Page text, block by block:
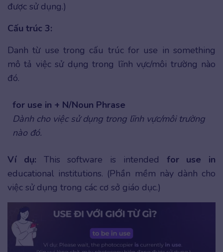
được sử dụng.)
Cấu trúc 3:
Danh từ use trong cấu trúc for use in something
mô tả việc sử dụng trong lĩnh vực/môi trường nào
đó.
for use in + N/Noun Phrase
Dành cho việc sử dụng trong lĩnh vực/môi trường
nào đó.
Ví dụ: This software is intended for use in
educational institutions. (Phần mềm này dành cho
việc sử dụng trong các cơ sở giáo dục.)